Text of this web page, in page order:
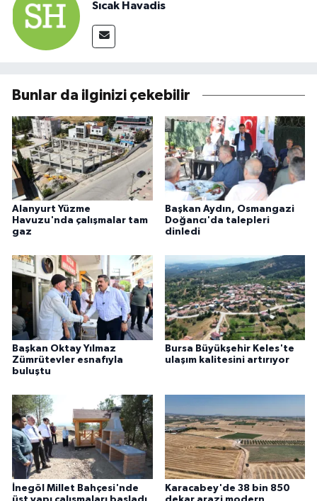
Sıcak Havadis
Bunlar da ilginizi çekebilir
Alanyurt Yüzme
Havuzu'nda çalışmalar tam
gaz
Başkan Aydın, Osmangazi
Doğancı'da talepleri
dinledi
Başkan Oktay Yılmaz
Zümrütevler esnafıyla
buluştu
Bursa Büyükşehir Keles'te
ulaşım kalitesini artırıyor
İnegöl Millet Bahçesi'nde
Karacabey'de 38 bin 850